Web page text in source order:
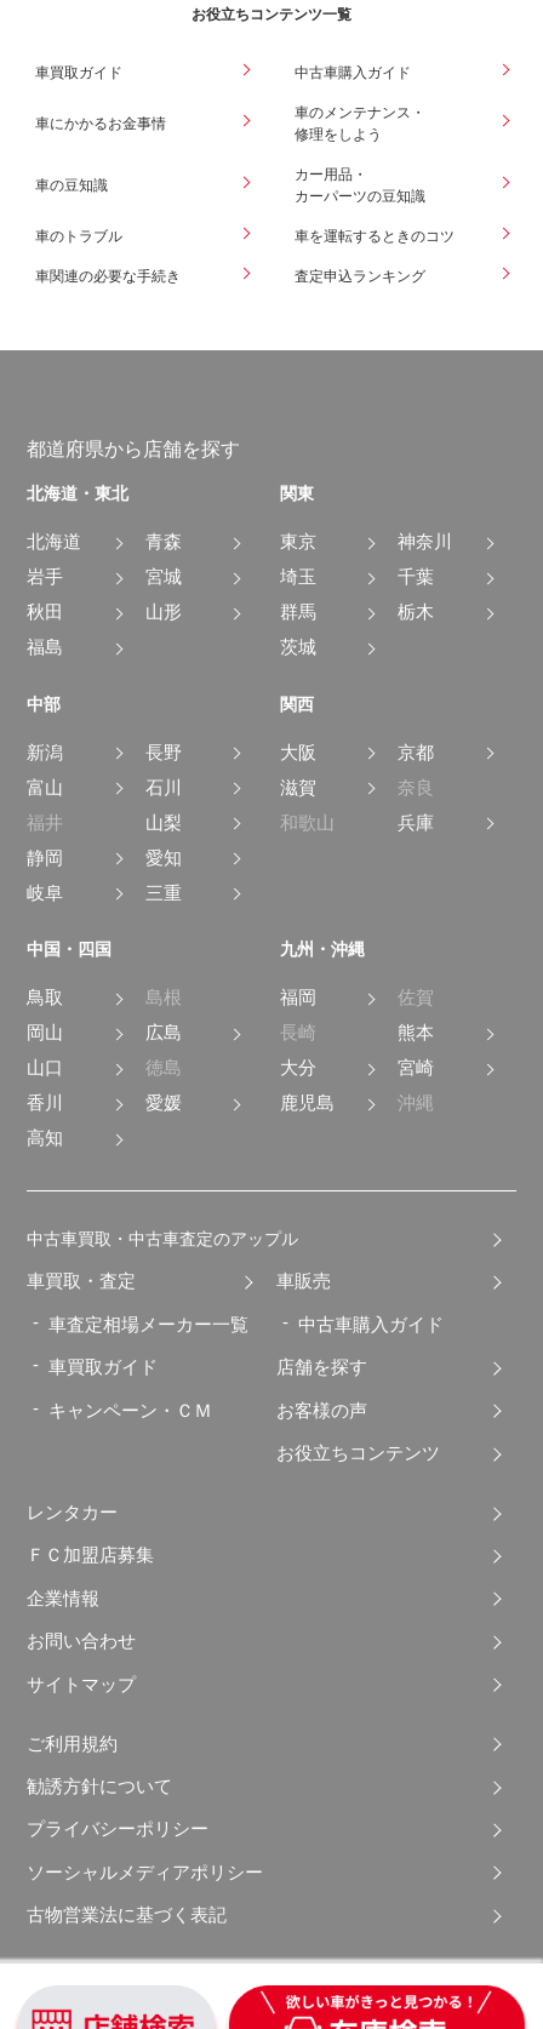
お役立ちコンテンツ一覧
車買取ガイド 中古車購入ガイド
車にかかるお金事情
車のメンテナンス・
修理をしよう
車の豆知識
カー用品・
カーパーツの豆知識
車のトラブル 車を運転するときのコツ
車関連の必要な手続き 査定申込ランキング
都道府県から店舗を探す
北海道・東北
北海道
青森
岩手
宮城
秋田
山形
福島
関東
東京
神奈川
埼玉
千葉
群馬
栃木
茨城
中部
新潟
長野
富山
石川
福井
山梨
静岡
愛知
岐阜
三重
関西
大阪
京都
滋賀
奈良
和歌山
兵庫
中国・四国
鳥取
島根
岡山
広島
山口
徳島
香川
愛媛
高知
九州・沖縄
福岡
佐賀
長崎
熊本
大分
宮崎
鹿児島
沖縄
中古車買取・中古車査定のアップル
車買取・査定
車査定相場メーカー一覧
車買取ガイド
キャンペーン・ＣＭ
車販売
中古車購入ガイド
店舗を探す
お客様の声
お役立ちコンテンツ
レンタカー
ＦＣ加盟店募集
企業情報
お問い合わせ
サイトマップ
ご利用規約
勧誘方針について
プライバシーポリシー
ソーシャルメディアポリシー
古物営業法に基づく表記
Copyright © 2026 Apple Auto Network Co., Ltd